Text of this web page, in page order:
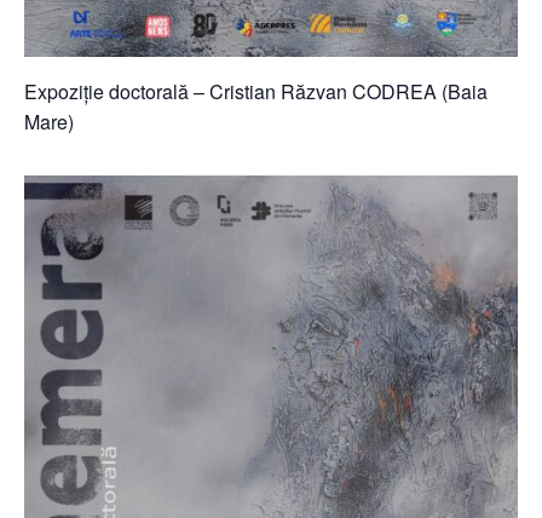
Expoziție doctorală – Cristian Răzvan CODREA (Baia
Mare)